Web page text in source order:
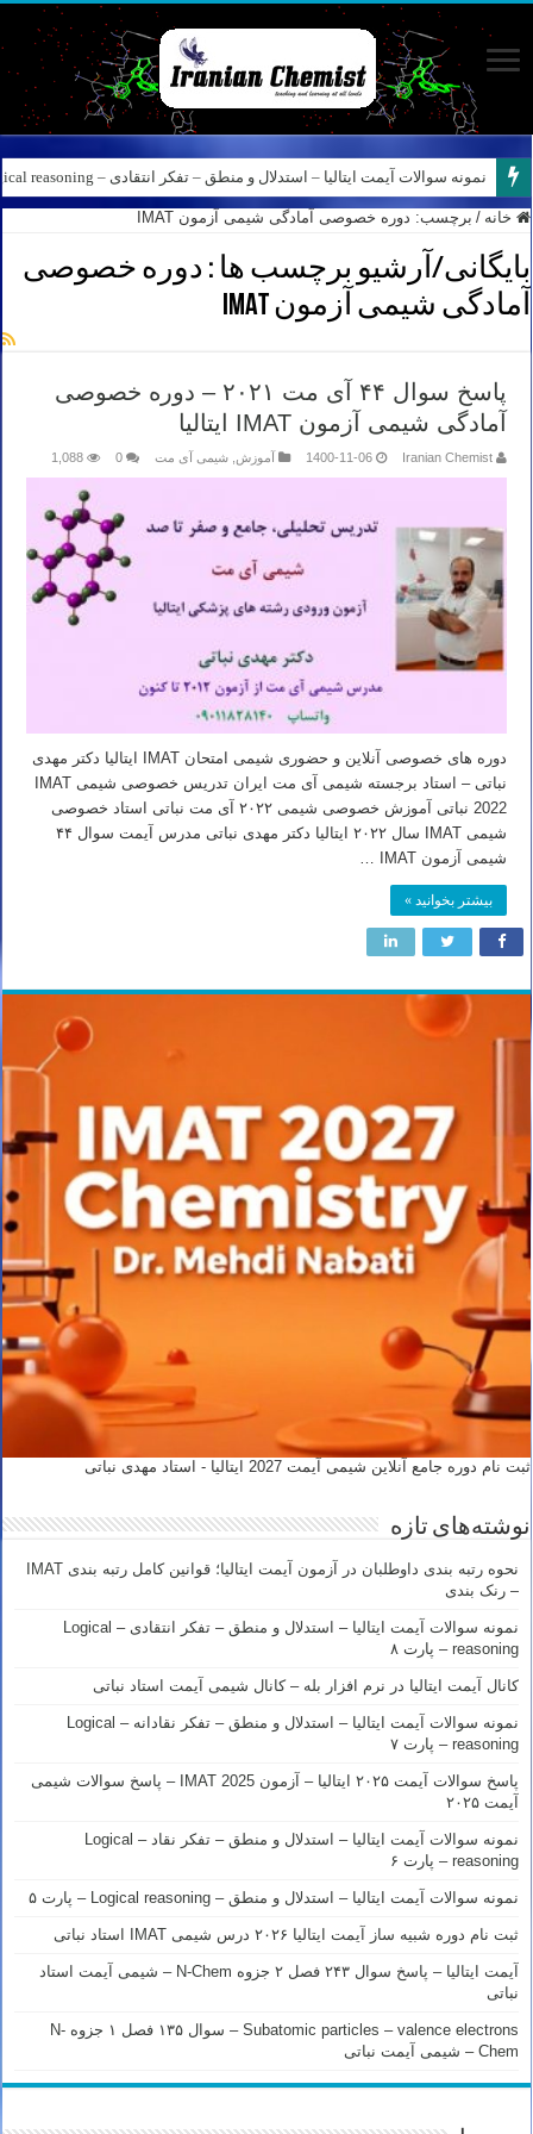
نمونه سوالات آیمت ایتالیا – استدلال و منطق – تفکر انتقادی – Logical reasoning – پارت ۸
خانه / برچسب: دوره خصوصی آمادگی شیمی آزمون IMAT
بایگانی/آرشیو برچسب ها : دوره خصوصی
آمادگی شیمی آزمون IMAT
پاسخ سوال ۴۴ آی مت ۲۰۲۱ – دوره خصوصی
آمادگی شیمی آزمون IMAT ایتالیا
Iranian Chemist
1400-11-06 آموزش شیمی آی مت 0
1,088
دوره های خصوصی آنلاین و حضوری شیمی امتحان IMAT ایتالیا دکتر مهدی
نباتی – استاد برجسته شیمی آی مت ایران تدریس خصوصی شیمی IMAT
2022 نباتی آموزش خصوصی شیمی ۲۰۲۲ آی مت نباتی استاد خصوصی
شیمی IMAT سال ۲۰۲۲ ایتالیا دکتر مهدی نباتی مدرس آیمت سوال ۴۴
شیمی آزمون IMAT …
بیشتر بخوانید »
ثبت نام دوره جامع آنلاین شیمی آیمت 2027 ایتالیا - استاد مهدی نباتی
نوشته‌های تازه
نحوه رتبه بندی داوطلبان در آزمون آیمت ایتالیا؛ قوانین کامل رتبه بندی IMAT
– رنک بندی
نمونه سوالات آیمت ایتالیا – استدلال و منطق – تفکر انتقادی – Logical
reasoning – پارت ۸
کانال آیمت ایتالیا در نرم افزار بله – کانال شیمی آیمت استاد نباتی
نمونه سوالات آیمت ایتالیا – استدلال و منطق – تفکر نقادانه – Logical
reasoning – پارت ۷
پاسخ سوالات آیمت ۲۰۲۵ ایتالیا – آزمون IMAT 2025 – پاسخ سوالات شیمی
آیمت ۲۰۲۵
نمونه سوالات آیمت ایتالیا – استدلال و منطق – تفکر نقاد – Logical
reasoning – پارت ۶
نمونه سوالات آیمت ایتالیا – استدلال و منطق – Logical reasoning – پارت ۵
ثبت نام دوره شبیه ساز آیمت ایتالیا ۲۰۲۶ درس شیمی IMAT استاد نباتی
آیمت ایتالیا – پاسخ سوال ۲۴۳ فصل ۲ جزوه N-Chem – شیمی آیمت استاد
نباتی
Subatomic particles – valence electrons – سوال ۱۳۵ فصل ۱ جزوه N-
Chem – شیمی آیمت نباتی